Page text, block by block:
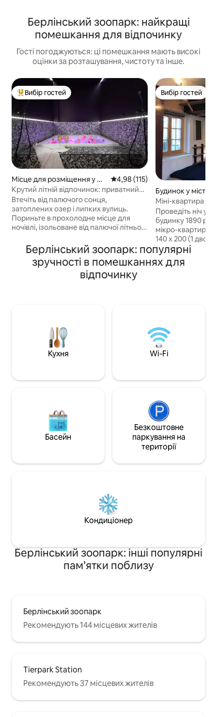
Берлінський зоопарк: найкращі
помешкання для відпочинку
Гості погоджуються: ці помешкання мають високі
оцінки за розташування, чистоту та інше.
Топ вибір гостей
Вибір гостей
Місце для розміщення у мі
сті Кройцберг
Середня оцінка: 4,98 з 5,
4,98 (115)
Крутий літній відпочинок: приватний
спа-оазис у Кройцберзі
Втечіть від палючого сонця,
затоплених озер і липких вулиць.
Пориньте в прохолодне місце для
ночівлі, ізольоване від палючої літньої
води вашого приватного джакузі
розміром 1,80 х 1,80 м. 75 кв. м
абсолютної приватності чекають за
затемненими шторами, де
атмосферне освітлення, прохолодні
кухня та розкішне ліжко розміру «king
size». Читайте далі:
Вибір гостей
Вибір гостей
Будинок у місті
Міні-квартира
Проведіть ніч у
будинку 1890
мікро-квартирі:
140 x 200 (1
невелика кухня
розташований у
1 зупинку від
ночівлю (міський
7,5% від ціни за
Берлінський зоопарк: популярні
зручності в помешканнях для
відпочинку
Кухня Wi-Fi
Басейн
Безкоштовне
паркування на
території
Кондиціонер
Берлінський зоопарк: інші популярні
пам’ятки поблизу
Берлінський зоопарк
Рекомендують 144 місцевих жителів
Tierpark Station
Рекомендують 37 місцевих жителів